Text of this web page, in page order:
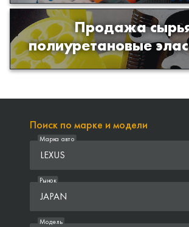
Продажа
полиуретановые
Продажа сырья для
изделий из
Поиск по марке и модели
LEXUS
Марка авто
JAPAN
Рынок
Модель